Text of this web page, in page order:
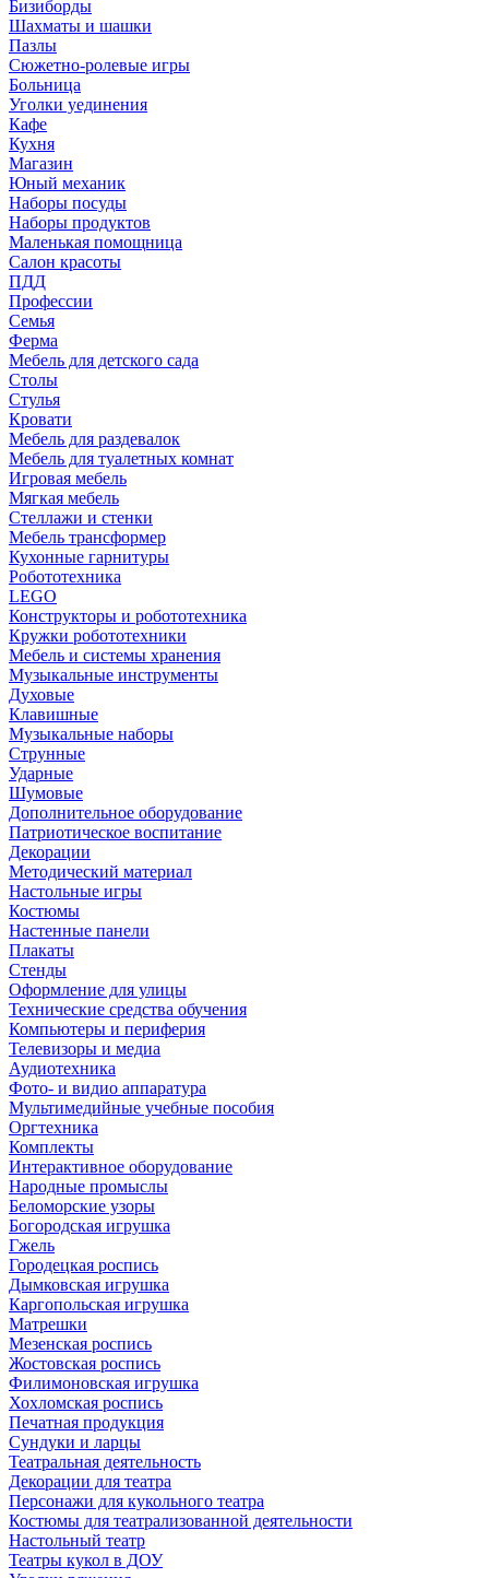
Бизиборды
Шахматы и шашки
Пазлы
Сюжетно-ролевые игры
Больница
Уголки уединения
Кафе
Кухня
Магазин
Юный механик
Наборы посуды
Наборы продуктов
Маленькая помощница
Салон красоты
ПДД
Профессии
Семья
Ферма
Мебель для детского сада
Столы
Cтулья
Кровати
Мебель для раздевалок
Мебель для туалетных комнат
Игровая мебель
Мягкая мебель
Стеллажи и стенки
Мебель трансформер
Кухонные гарнитуры
Робототехника
LEGO
Конструкторы и робототехника
Кружки робототехники
Мебель и системы хранения
Музыкальные инструменты
Духовые
Клавишные
Музыкальные наборы
Струнные
Ударные
Шумовые
Дополнительное оборудование
Патриотическое воспитание
Декорации
Методический материал
Настольные игры
Костюмы
Настенные панели
Плакаты
Стенды
Оформление для улицы
Технические средства обучения
Компьютеры и периферия
Телевизоры и медиа
Аудиотехника
Фото- и видио аппаратура
Мультимедийные учебные пособия
Оргтехника
Комплекты
Интерактивное оборудование
Народные промыслы
Беломорские узоры
Богородская игрушка
Гжель
Городецкая роспись
Дымковская игрушка
Каргопольская игрушка
Матрешки
Мезенская роспись
Жостовская роспись
Филимоновская игрушка
Хохломская роспись
Печатная продукция
Сундуки и ларцы
Театральная деятельность
Декорации для театра
Персонажи для кукольного театра
Костюмы для театрализованной деятельности
Настольный театр
Театры кукол в ДОУ